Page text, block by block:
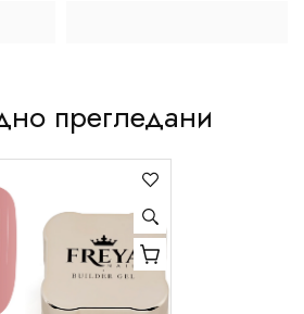
прегледани